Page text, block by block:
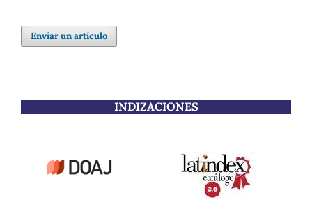
Enviar un artículo
INDIZACIONES